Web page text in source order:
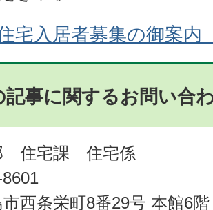
宅入居者募集の御案内
記事に関するお問い合
住宅課 住宅係
西条栄町8番29号 本館6階